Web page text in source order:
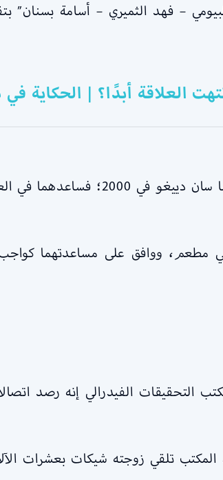
– فهد الثميري – أسامة بسنان”
العلاقة أبدًا؟ | الحكاية في
وفق الملخص، أصبح عمر البيومي صديقًا للخاطفين بعد وقت
مطعم، ووافق على مساعدتهما
التحقيقات الفيدرالي إنه رصد
تلقي زوجته شيكات بعشرات